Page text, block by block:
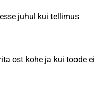
juhul kui tellimus
ost kohe ja kui toode ei